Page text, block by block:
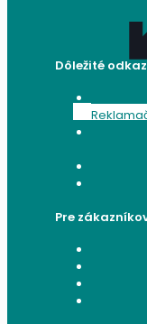
Dôležité
Pre